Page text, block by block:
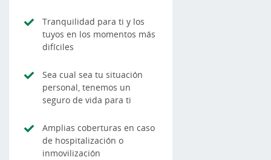
Tranquilidad para ti y los
tuyos en los momentos más
difíciles
Sea cual sea tu situación
personal, tenemos un
seguro de vida para ti
Amplias coberturas en caso
de hospitalización o
inmovilización